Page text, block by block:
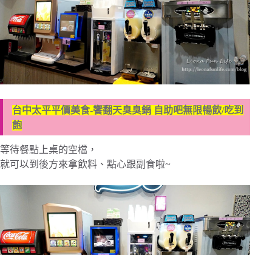
台中太平平價美食-饗翻天臭臭鍋 自助吧無限暢飲/吃到
飽
等待餐點上桌的空檔，
就可以到後方來拿飲料、點心跟副食啦~